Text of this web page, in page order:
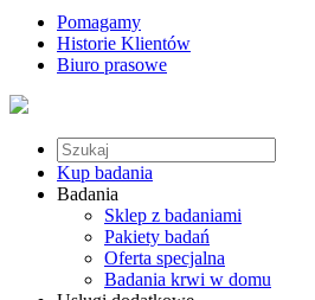
Pomagamy
Historie Klientów
Biuro prasowe
Kup badania
Badania
Sklep z badaniami
Pakiety badań
Oferta specjalna
Badania krwi w domu